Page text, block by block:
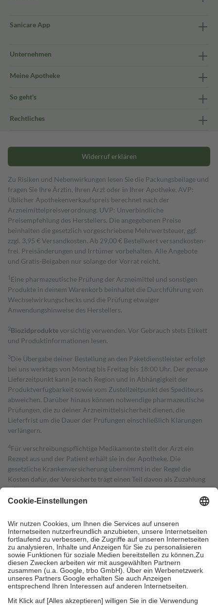
Sanicare App
Unternehmen
Meine Apotheke
So geht's
Rechtliches
Widerruf erklären
Zu Risiken und Nebenwirkungen lesen Sie die Packungsbeilage und
fragen Sie Ihre Ärztin, Ihren Arzt oder in Ihrer Apotheke. AVP:
Üblicher Apothekenverkaufspreis berechnet nach der
Arzneimittelpreisverordnung. UVP: Unverbindliche
Preisempfehlung des Herstellers. Die angegebenen Preise
beinhalten die gesetzlich vorgeschriebene Mehrwertsteuer, ggf.
zzgl. 3,95 € Versandkosten. Ab 29,00 € Bestell­wert versand­kosten­
frei. Preisänderungen und Irrtümer vorbehalten. Alle Angebote
und Gratis-Beigaben nur solange der Vorrat reicht.
1 Eine pharmazeutische Prüfung der Arzneimittel und sonstigen
Produkte in deinem Warenkorb beinhaltet die Durchführung von
Wechselwirkungschecks und die Prüfung etwaiger
Anwendungshinweise des Herstellers.
2Biozidproduktevorsichtig verwenden. Vor Gebrauch stets Etikett
und Produktinformationen lesen.
3Die Übergabe deiner Bestellung an den Paketdienstleister erfolgt
bei uns werktags von Montag bis Freitag bis 18:00 Uhr. Der genaue
Lieferzeitpunkt kann je nach Region und in Abhängigkeit der
Produktverfügbarkeit sowie vom Zustellzeitpunkt des Spediteurs
abweichen. Darüber hinaus können notwendige pharmazeutische
Prüfungen, die zu deiner Arzneimittelsicherheit dienen, die
Lieferfrist um die Dauer der Prüfungen einschließlich Klärungen
verlängern.
4Für verschreibungspflichtige Medikamente stellt der Arzt ein
Rezept aus und der Patient erhält sie in der Apotheke. Die
gesetzliche Krankenversicherung übernimmt in der Regel die
Kosten dafür, der Versicherte trägt einen Teil davon als Zuzahlung
mit.
Grundsätzlich leisten Mitglieder Zuzahlungen in Höhe von zehn
höchstens zehn Euro.
Es sind jedoch nie mehr als die tatsächlichen
Kosten der Leistung zu entrichten.
Diese Regeln gelten grundsätzlich auch für Online-Apotheken.
Bei Heilmitteln und häuslicher Krankenpflege beträgt die
Zuzahlung zehn Prozent der Kosten sowie zehn Euro je
Verordnung.
Um das Engagement der Versicherten für ihre eigene Gesundheit zu
stärken und die besondere Stellung der Familie zu unterstützen,
fallenkeine Zuzahlungenan bei: